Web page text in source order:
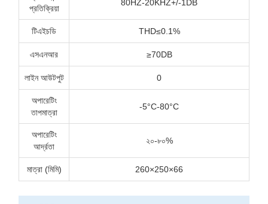
প্রতিক্রিয়া
80HZ-20KHZ+/-1DB
টিএইচডি THD≤0.1%
এসএনআর ≥70DB
লাইন আউটপুট 0
অপারেটিং
তাপমাত্রা
-5°C-80°C
অপারেটিং
আর্দ্রতা
২০-৮০%
মাত্রা (মিমি) 260×250×66